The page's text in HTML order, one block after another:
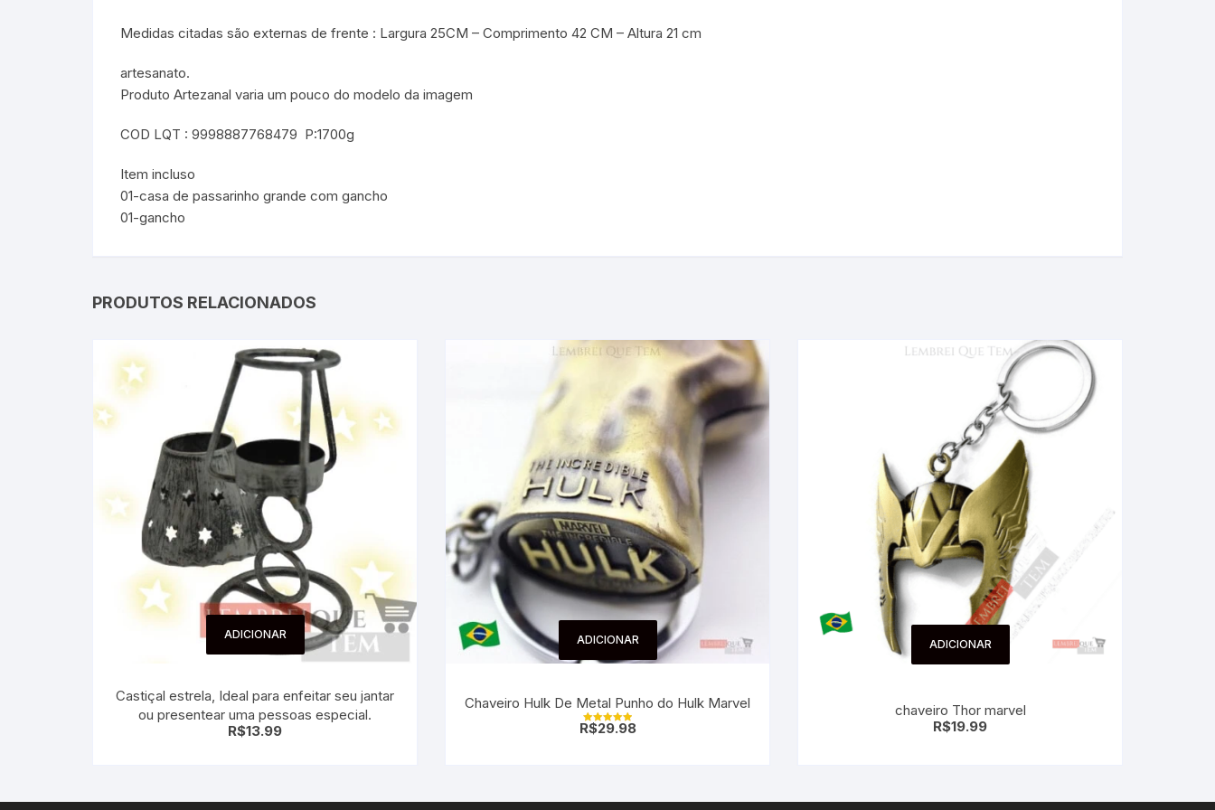
Medidas citadas são externas de frente : Largura 25CM – Comprimento 42 CM – Altura 21 cm
artesanato.
Produto Artezanal varia um pouco do modelo da imagem
COD LQT : 9998887768479 P:1700g
Item incluso
01-casa de passarinho grande com gancho
01-gancho
PRODUTOS RELACIONADOS
ADICIONAR
Castiçal estrela, Ideal para enfeitar seu jantar
ou presentear uma pessoas especial.
R$13.99
ADICIONAR
Chaveiro Hulk De Metal Punho do Hulk Marvel
Avaliação
R$29.98
ADICIONAR
chaveiro Thor marvel
R$19.99